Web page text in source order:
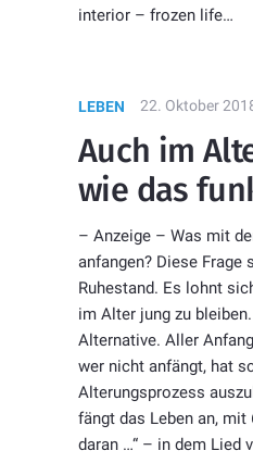
interior – frozen life…
LEBEN 22. Oktober
Auch im
wie das
– Anzeige – Was mit
anfangen? Diese
Ruhestand. Es lohnt
im Alter jung zu
Alternative. Aller
wer nicht anfängt, hat
Alterungsprozess
fängt das Leben an, mit
daran …“ – in dem Lied